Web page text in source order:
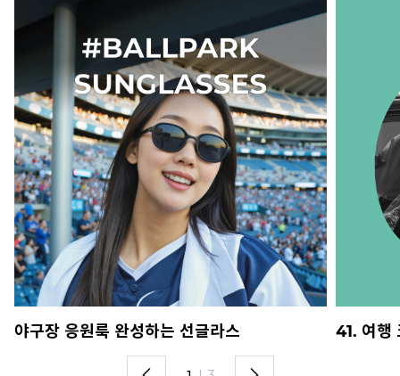
야구장 응원룩 완성하는 선글라스 41. 여행